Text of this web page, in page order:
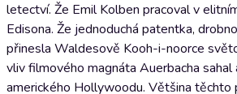
letectví. Že Emil Kolben pracoval v
Edisona. Že jednoduchá patentka,
přinesla Waldesově Kooh-i-noorce
vliv filmového magnáta Auerbacha
amerického Hollywoodu. Většina těchto